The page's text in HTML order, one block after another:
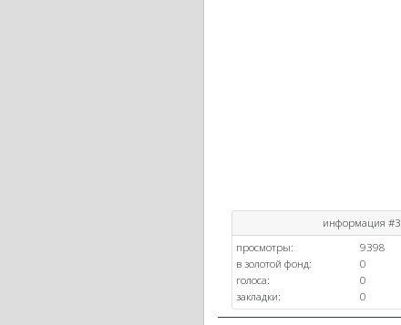
информация
просмотры:
9398
в золотой фонд:
0
голоса:
0
закладки:
0